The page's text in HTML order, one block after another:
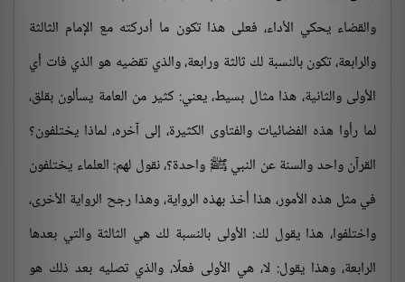
والقضاء يحكي الأداء، فعلى هذا تكون ما أدركته مع الإمام الثالثة
والرابعة، تكون بالنسبة لك ثالثة ورابعة، والذي تقضيه هو الذي فات أي
الأولى والثانية، هذا مثال بسيط، يعني: كثير من العامة يسألون بقلق،
لما رأوا هذه الفضائيات والفتاوى الكثيرة، إلى آخره، لماذا يختلفون؟
القرآن واحد والسنة عن النبي ﷺ واحدة؟، نقول لهم: العلماء يختلفون
في مثل هذه الأمور، هذا أخذ بهذه الرواية، وهذا رجح الرواية الأخرى،
واختلفوا، هذا يقول لك: الأولى بالنسبة لك هي الثالثة والتي بعدها
الرابعة، وهذا يقول: لا، هي الأولى فعلًا، والذي تصليه بعد ذلك هو